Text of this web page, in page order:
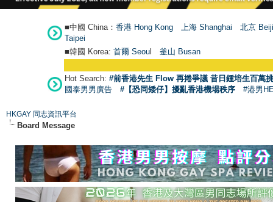
■中國 China： 香港 Hong Kong 上海 Shanghai
北京
Taipei
■韓國 Korea: 首爾 Seoul 釜山 Busan
Hot Search: #前香港先生 Flow 再捲爭議 昔日鍾培生百萬
國泰男男廣告
#【恐同矮仔】擾亂香港機場秩序 #港男
HKGAY 同志資訊平台
Board Message